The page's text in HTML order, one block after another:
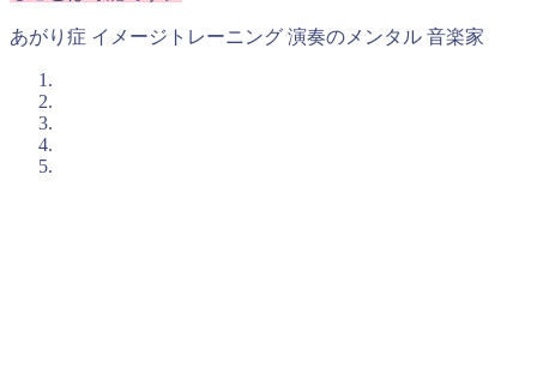
あがり症 イメージトレーニング 演奏のメンタル 音楽家